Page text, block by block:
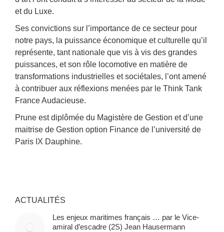
et du Luxe.
Ses convictions sur l’importance de ce secteur pour
notre pays, la puissance économique et culturelle qu’il
représente, tant nationale que vis à vis des grandes
puissances, et son rôle locomotive en matière de
transformations industrielles et sociétales, l’ont amené
à contribuer aux réflexions menées par le Think Tank
France Audacieuse.
Prune est diplômée du Magistère de Gestion et d’une
maitrise de Gestion option Finance de l’université de
Paris IX Dauphine.
ACTUALITÉS
Les enjeux maritimes français … par le Vice-
amiral d’escadre (2S) Jean Hausermann